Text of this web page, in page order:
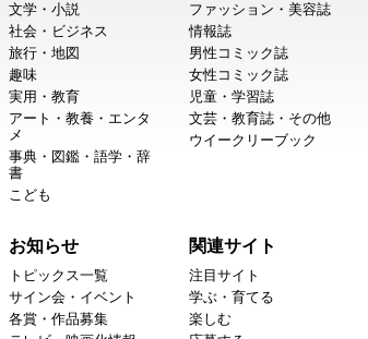
文学・小説
社会・ビジネス
旅行・地図
趣味
実用・教育
アート・教養・エンタ
メ
事典・図鑑・語学・辞
書
こども
ファッション・美容誌
情報誌
男性コミック誌
女性コミック誌
児童・学習誌
文芸・教育誌・その他
ウイークリーブック
お知らせ
トピックス一覧
サイン会・イベント
各賞・作品募集
関連サイト
注目サイト
学ぶ・育てる
楽しむ